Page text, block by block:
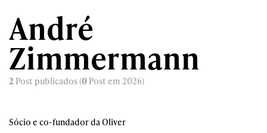
André
Zimmermann
2 Post publicados (0 Post em 2026)
Sócio e co-fundador da Oliver